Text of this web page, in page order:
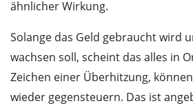
ähnlicher Wirkung.
Solange das Geld gebraucht wird
wachsen soll, scheint das alles in
Zeichen einer Überhitzung,
wieder gegensteuern. Das ist